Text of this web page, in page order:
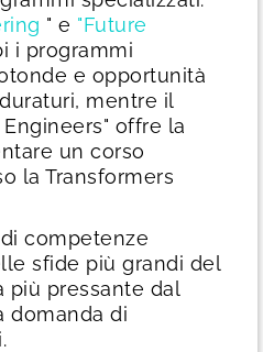
" e "Future
i programmi
e opportunità
mentre il
offre la
un corso
la Transformers
competenze
sfide più grandi del
più pressante dal
domanda di